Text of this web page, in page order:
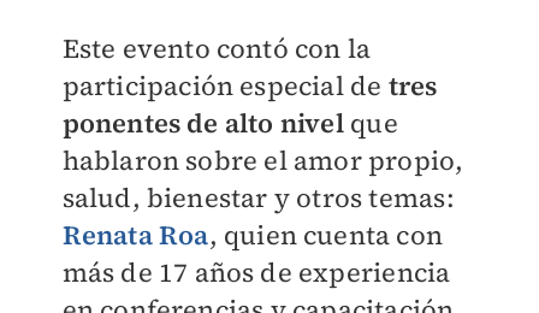
Este evento contó con la
participación especial de tres
ponentes de alto nivelque
hablaron sobre el amor propio,
salud, bienestar y otros temas:
Renata Roa, quien cuenta con
más de 17 años de experiencia